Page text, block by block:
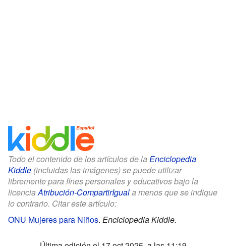
Todo el contenido de los artículos de la Enciclopedia
Kiddle (incluidas las imágenes) se puede utilizar
libremente para fines personales y educativos bajo la
licenciaAtribución-CompartirIguala menos que se indique
lo contrario. Citar este artículo:
ONU Mujeres para Niños. Enciclopedia Kiddle.